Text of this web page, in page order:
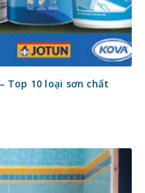
Top 10 loại sơn chất